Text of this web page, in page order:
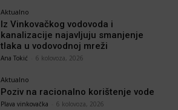
Aktualno
Iz Vinkovačkog vodovoda i
kanalizacije najavljuju smanjenje
tlaka u vodovodnoj mreži
Ana Tokić 6 kolovoza, 2026
Aktualno
Poziv na racionalno korištenje vode
Plava vinkovačka 6 kolovoza, 2026